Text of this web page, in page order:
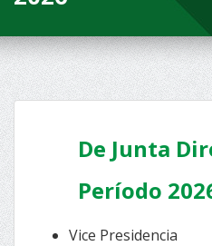
De Junta
Período
Vice Presidencia